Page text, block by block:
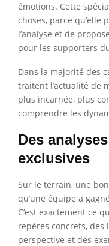
émotions. Cette
choses, parce qu’elle
l’analyse et de
pour les supporters
Dans la majorité des
traitent l’actualité de
plus incarnée, plus
comprendre les
Des
exclusives
Sur le terrain, une
qu’une équipe a
C’est exactement ce
repères concrets, des
perspective et des